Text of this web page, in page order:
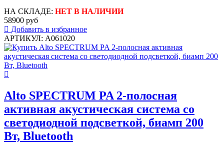
НА СКЛАДЕ: НЕТ В НАЛИЧИИ
58900 руб
Добавить в избранное
АРТИКУЛ: A061020
Alto SPECTRUM PA 2-полосная
активная акустическая система со
светодиодной подсветкой, биамп 200
Вт, Bluetooth